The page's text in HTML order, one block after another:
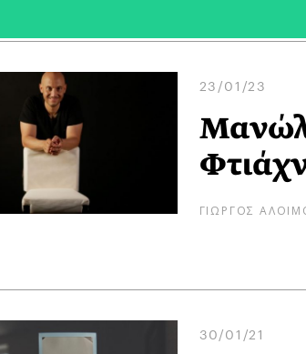
23/01/23
ΓΙΩΡΓΟΣ
30/01/21